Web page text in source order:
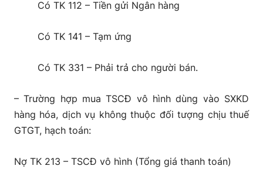
Có TK 112 – Tiền gửi Ngân hàng
Có TK 141 – Tạm ứng
Có TK 331 – Phải trả cho người bán.
– Trường hợp mua TSCĐ vô hình dùng vào SXKD
hàng hóa, dịch vụ không thuộc đối tượng chịu thuế
GTGT, hạch toán:
Nợ TK 213 – TSCĐ vô hình (Tổng giá thanh toán)